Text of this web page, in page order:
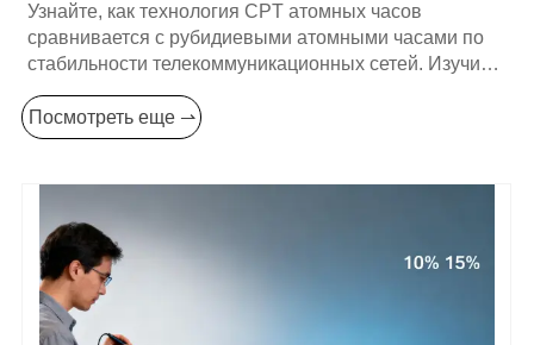
Узнайте, как технология CPT атомных часов
сравнивается с рубидиевыми атомными часами по
стабильности телекоммуникационных сетей. Изучите
устойчивости к условиям окружающей среды —
идеально для современных оптических сетей.
Посмотреть еще ⇀